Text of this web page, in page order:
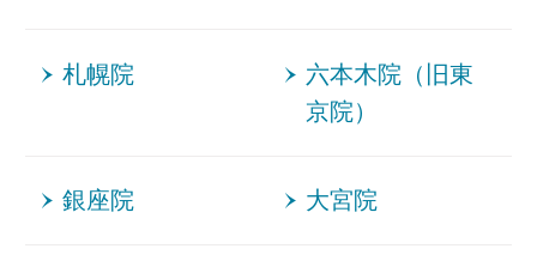
札幌院
六本木院（旧東
京院）
銀座院 大宮院